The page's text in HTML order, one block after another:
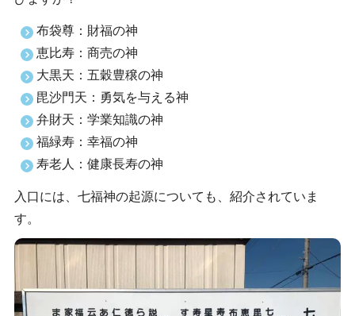
布袋尊：財福の神
恵比寿：商売の神
大黒天：五穀豊穣の神
毘沙門天：勇気を与える神
弁財天：学業知識の神
福緑寿：幸福の神
寿老人：健康長寿の神
入口には、七福神の起源についても、紹介されていま
す。